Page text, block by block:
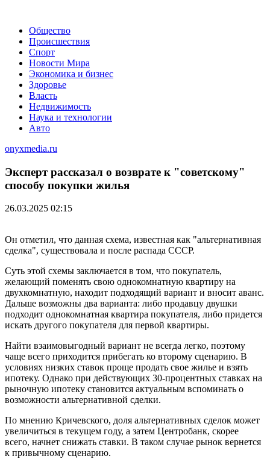
Общество
Происшествия
Спорт
Новости Мира
Экономика и бизнес
Здоровье
Власть
Недвижимость
Наука и технологии
Авто
onyxmedia.ru
Эксперт рассказал о возврате к "советскому"
способу покупки жилья
26.03.2025 02:15
Он отметил, что данная схема, известная как "альтернативная
сделка", существовала и после распада СССР.
Суть этой схемы заключается в том, что покупатель,
желающий поменять свою однокомнатную квартиру на
двухкомнатную, находит подходящий вариант и вносит аванс.
Дальше возможны два варианта: либо продавцу двушки
подходит однокомнатная квартира покупателя, либо придется
искать другого покупателя для первой квартиры.
Найти взаимовыгодный вариант не всегда легко, поэтому
чаще всего приходится прибегать ко второму сценарию. В
условиях низких ставок проще продать свое жилье и взять
ипотеку. Однако при действующих 30-процентных ставках на
рыночную ипотеку становится актуальным вспоминать о
возможности альтернативной сделки.
По мнению Кричевского, доля альтернативных сделок может
увеличиться в текущем году, а затем Центробанк, скорее
всего, начнет снижать ставки. В таком случае рынок вернется
к привычному сценарию.